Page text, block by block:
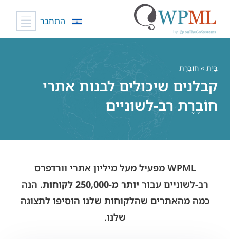
התחבר
בַּיִת » חוֹבֶרֶת
קבלנים שיכולים לבנות אתרי
חוֹבֶרֶת רב-לשוניים
WPML מפעיל מעל מיליון אתרי וורדפרס
רב-לשוניים עבור יותר מ-250,000 לקוחות
. הנה
כמה מהאתרים שהלקוחות שלנו הוסיפו לתצוגה
שלנו.